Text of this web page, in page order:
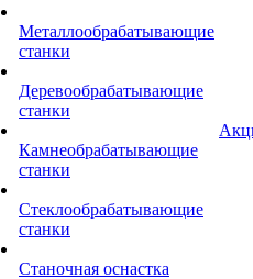
Металлообрабатывающие
станки
Деревообрабатывающие
станки
Камнеобрабатывающие
станки
Стеклообрабатывающие
станки
Станочная оснастка